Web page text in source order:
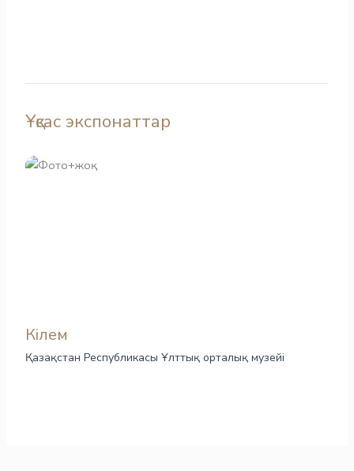
Ұқсас экспонаттар
Кілем
Қазақстан Республикасы Ұлттық орталық музейі